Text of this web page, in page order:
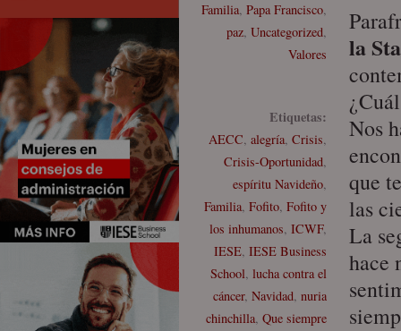
Familia, Papa Francisco,
paz, Uncategorized,
Valores
Etiquetas:
AECC, alegría, Crisis,
Crisis-Oportunidad,
espíritu Navideño,
Familia, Fofito, Fofito y
los inhumanos, ICWF,
IESE, IESE Business
School, lucha contra el
cáncer, Navidad, nuria
chinchilla, Que siempre
la
Nos
que
las
La
hace